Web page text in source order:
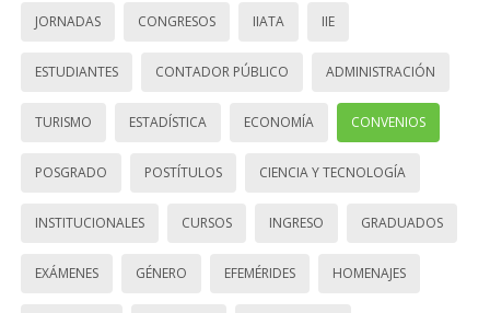
JORNADAS CONGRESOS IIATA IIE
ESTUDIANTES CONTADOR PÚBLICO ADMINISTRACIÓN
TURISMO ESTADÍSTICA ECONOMÍA CONVENIOS
POSGRADO POSTÍTULOS CIENCIA Y TECNOLOGÍA
INSTITUCIONALES CURSOS INGRESO GRADUADOS
EXÁMENES GÉNERO EFEMÉRIDES HOMENAJES